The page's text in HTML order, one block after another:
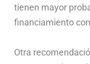
tienen mayor
financiamiento
Otra